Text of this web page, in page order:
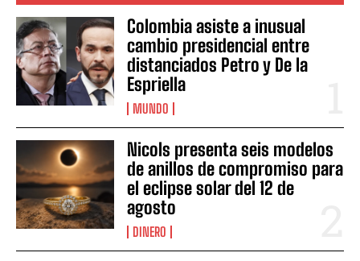
Colombia asiste a inusual
cambio presidencial entre
distanciados Petro y De la
Espriella
MUNDO
Nicols presenta seis modelos
de anillos de compromiso para
el eclipse solar del 12 de
agosto
DINERO